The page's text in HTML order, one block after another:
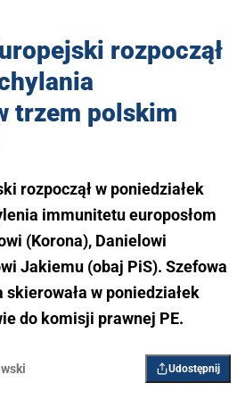
rozpoczął
trzem polskim
rozpoczął w poniedziałek
immunitetu europosłom
(Korona), Danielowi
Jakiemu (obaj PiS). Szefowa
skierowała w poniedziałek
do komisji prawnej PE.
Udostępnij